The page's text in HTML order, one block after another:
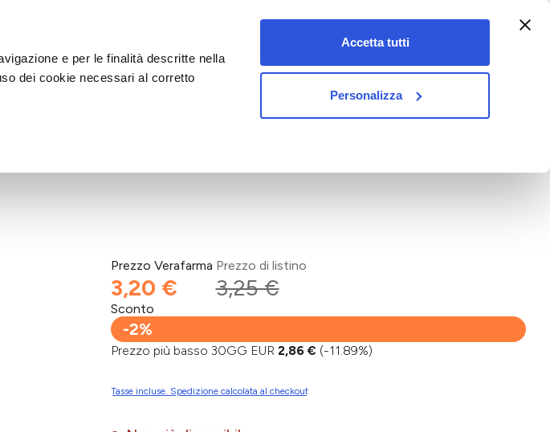
e per le finalità descritte nella
dei cookie necessari al corretto
Accetta tutti
Personalizza
vet&pet
Prezzo Verafarma
3,20 €
Prezzo di listino
3,25 €
Sconto
-2%
Prezzo più basso 30GG EUR 2,86 € (-11.89%)
Tasse incluse. Spedizione calcolata al checkout